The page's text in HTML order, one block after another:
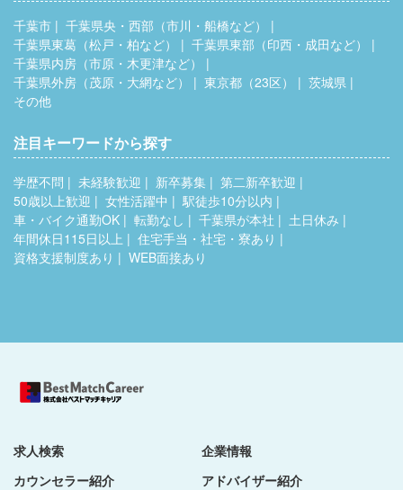
千葉市
千葉県央・西部（市川・船橋など）
千葉県東葛（松戸・柏など）
千葉県東部（印西・成田など）
千葉県内房（市原・木更津など）
千葉県外房（茂原・大網など）
東京都（23区）
茨城県
その他
注目キーワードから探す
学歴不問 未経験歓迎 新卒募集
第二新卒歓迎
50歳以上歓迎
女性活躍中
駅徒歩10分以内
車・バイク通勤OK
転勤なし 千葉県が本社
土日休み
年間休日115日以上
住宅手当・社宅・寮あり
資格支援制度あり
WEB面接あり
求人検索
企業情報
カウンセラー紹介
アドバイザー紹介